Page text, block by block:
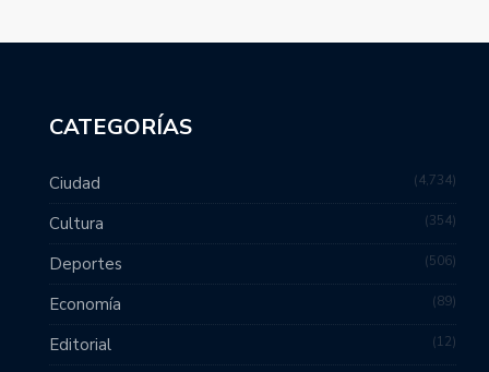
CATEGORÍAS
Ciudad 4,734
Cultura 354
Deportes 506
Economía 89
Editorial 12